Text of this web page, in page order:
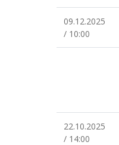
09.12.2025
/ 10:00
22.10.2025
/ 14:00